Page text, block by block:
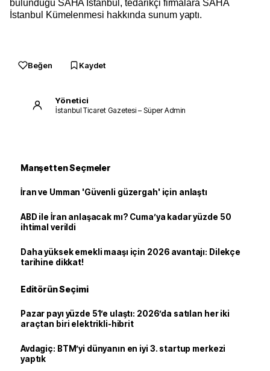
bulunduğu SAHA İstanbul, tedarikçi firmalara SAHA
İstanbul Kümelenmesi hakkında sunum yaptı.
Beğen Kaydet
Yönetici
İstanbul Ticaret Gazetesi – Süper Admin
Manşetten Seçmeler
İran ve Umman 'Güvenli güzergah' için anlaştı
ABD ile İran anlaşacak mı? Cuma’ya kadar yüzde 50
ihtimal verildi
Daha yüksek emekli maaşı için 2026 avantajı: Dilekçe
tarihine dikkat!
Editörün Seçimi
Pazar payı yüzde 51’e ulaştı: 2026’da satılan her iki
araçtan biri elektrikli-hibrit
Avdagiç: BTM’yi dünyanın en iyi 3. startup merkezi
yaptık